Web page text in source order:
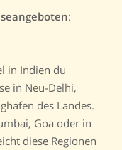
:
in Indien du
in Neu-Delhi,
des Landes.
Goa oder in
diese Regionen